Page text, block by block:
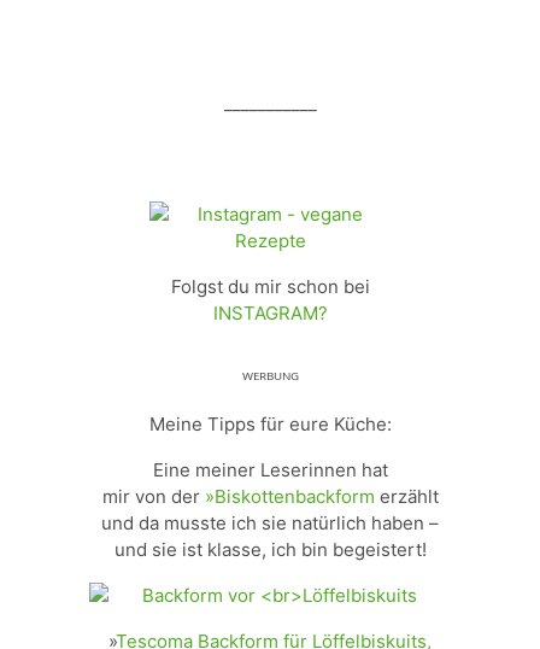
Folgst du mir schon bei
INSTAGRAM?
ᵂᴱᴿᴮᵁᴺᴳ
Meine Tipps für eure Küche:
Eine meiner Leserinnen hat
mir von der »Biskottenbackform erzählt
und da musste ich sie natürlich haben –
und sie ist klasse, ich bin begeistert!
»Tescoma Backform für Löffelbiskuits,